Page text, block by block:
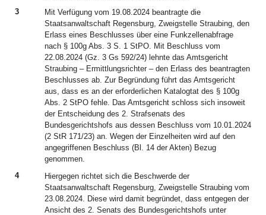
3
Mit Verfügung vom 19.08.2024 beantragte die
Staatsanwaltschaft Regensburg, Zweigstelle Straubing, den
Erlass eines Beschlusses über eine Funkzellenabfrage
nach § 100g Abs. 3 S. 1 StPO. Mit Beschluss vom
22.08.2024 (Gz. 3 Gs 592/24) lehnte das Amtsgericht
Straubing – Ermittlungsrichter – den Erlass des beantragten
Beschlusses ab. Zur Begründung führt das Amtsgericht
aus, dass es an der erforderlichen Katalogtat des § 100g
Abs. 2 StPO fehle. Das Amtsgericht schloss sich insoweit
der Entscheidung des 2. Strafsenats des
Bundesgerichtshofs aus dessen Beschluss vom 10.01.2024
(2 StR 171/23) an. Wegen der Einzelheiten wird auf den
angegriffenen Beschluss (Bl. 14 der Akten) Bezug
genommen.
4
Hiergegen richtet sich die Beschwerde der
Staatsanwaltschaft Regensburg, Zweigstelle Straubing vom
23.08.2024. Diese wird damit begründet, dass entgegen der
Ansicht des 2. Senats des Bundesgerichtshofs unter